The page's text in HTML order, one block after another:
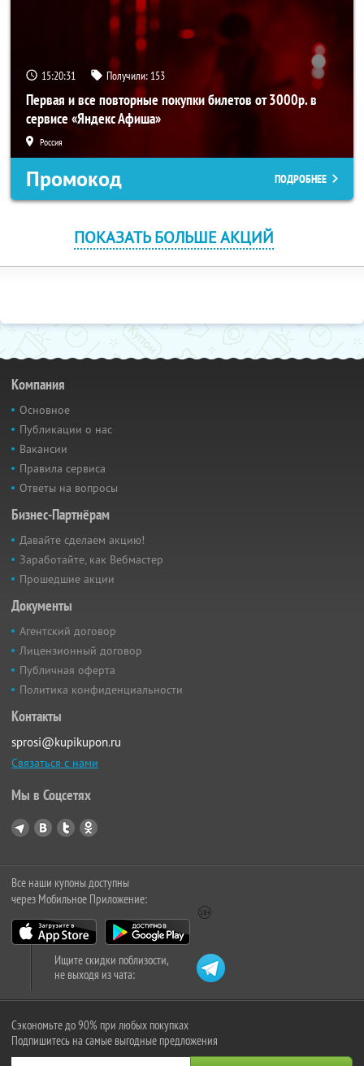
15:20:31 Получили: 153
Первая и все повторные покупки билетов от 3000р. в
сервисе «Яндекс Афиша»
Россия
Промокод ПОДРОБНЕЕ
ПОКАЗАТЬ БОЛЬШЕ АКЦИЙ
Компания
Основное
Публикации о нас
Вакансии
Правила сервиса
Ответы на вопросы
Бизнес-Партнёрам
Давайте сделаем акцию!
Заработайте, как Вебмастер
Прошедшие акции
Документы
Агентский договор
Лицензионный договор
Публичная оферта
Политика конфиденциальности
Контакты
sprosi@kupikupon.ru
Связаться с нами
Мы в Соцсетях
Все наши купоны доступны
через Мобильное Приложение:
Ищите скидки поблизости,
не выходя из чата:
Сэкономьте до 90% при любых покупках
Подпишитесь на самые выгодные предложения